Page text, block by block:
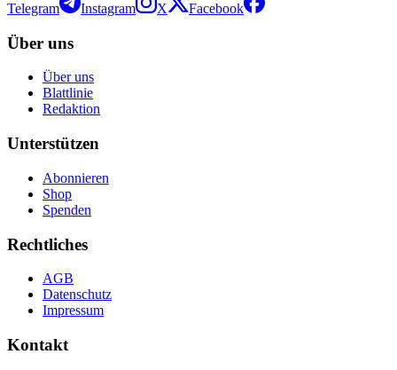
Telegram Instagram X Facebook
Über uns
Über uns
Blattlinie
Redaktion
Unterstützen
Abonnieren
Shop
Spenden
Rechtliches
AGB
Datenschutz
Impressum
Kontakt